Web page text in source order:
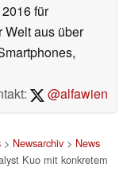
für
Welt aus über
@alfawien
> Newsarchiv> News
Kuo mit konkretem